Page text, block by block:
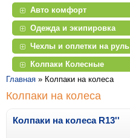
Авто комфорт
Одежда и экипировка
Чехлы и оплетки на руль
Колпаки Колесные
Главная » Колпаки на колеса
Колпаки на колеса
Колпаки на колеса R13''